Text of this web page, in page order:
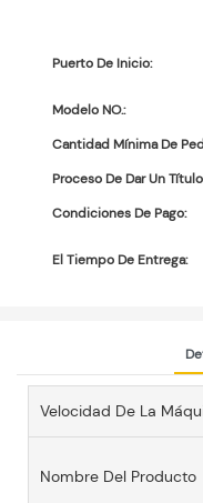
Puerto De Inicio:
Modelo NO.:
Cantidad Mínima De
Proceso De Dar Un
Condiciones De Pago:
El Tiempo De Entrega:
Velocidad De La
Nombre Del Producto